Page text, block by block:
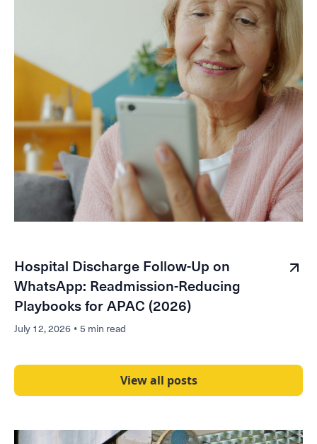
Hospital Discharge Follow-Up on
WhatsApp: Readmission-Reducing
Playbooks for APAC (2026)
July 12, 2026 • 5 min read
View all posts